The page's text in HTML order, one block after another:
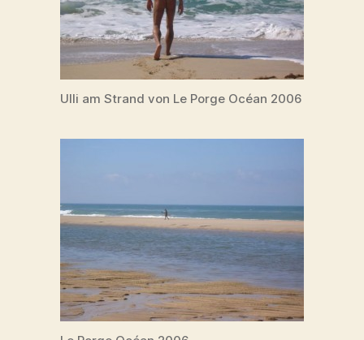
Ulli am Strand von Le Porge Océan 2006